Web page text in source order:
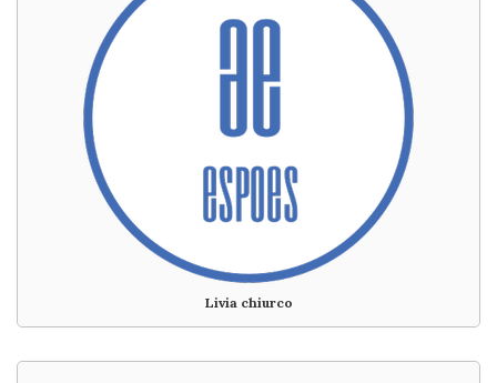
Livia chiurco